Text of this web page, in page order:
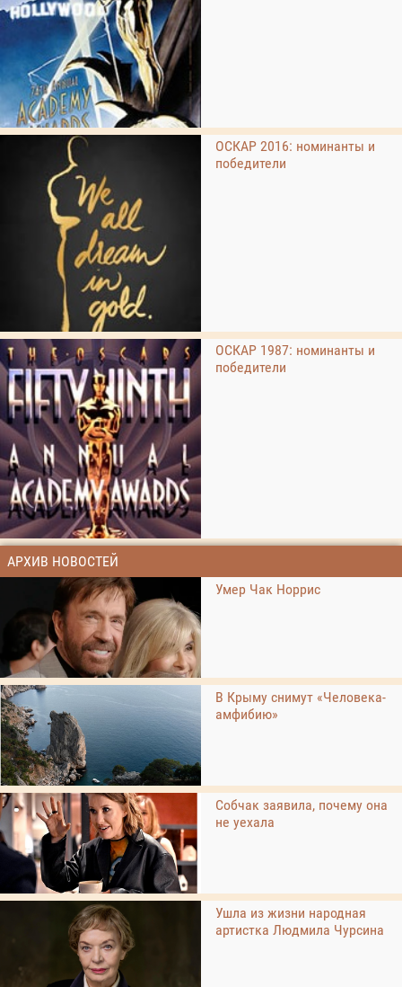
ОСКАР 2016: номинанты и
победители
ОСКАР 1987: номинанты и
победители
АРХИВ НОВОСТЕЙ
Умер Чак Норрис
В Крыму снимут «Человека-
амфибию»
Собчак заявила, почему она
не уехала
Ушла из жизни народная
артистка Людмила Чурсина